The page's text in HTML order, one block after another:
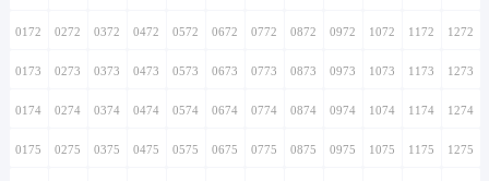
0172 0272 0372 0472 0572 0672 0772 0872 0972 1072 1172 1272
0173 0273 0373 0473 0573 0673 0773 0873 0973 1073 1173 1273
0174 0274 0374 0474 0574 0674 0774 0874 0974 1074 1174 1274
0175 0275 0375 0475 0575 0675 0775 0875 0975 1075 1175 1275